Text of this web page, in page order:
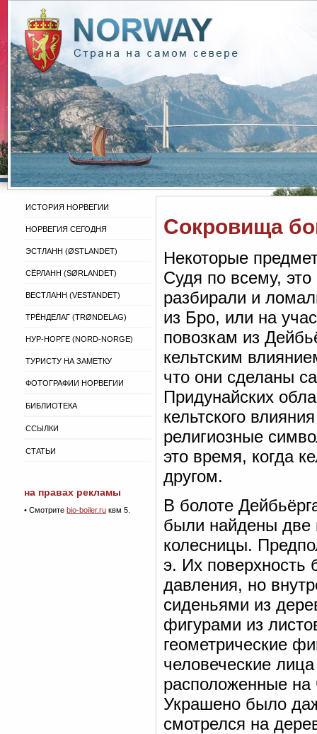
ИСТОРИЯ НОРВЕГИИ
НОРВЕГИЯ СЕГОДНЯ
ЭСТЛАНН (ØSTLANDET)
СЁРЛАНН (SØRLANDET)
ВЕСТЛАНН (VESTANDET)
ТРЁНДЕЛАГ (TRØNDELAG)
НУР-НОРГЕ (NORD-NORGE)
ТУРИСТУ НА ЗАМЕТКУ
ФОТОГРАФИИ НОРВЕГИИ
БИБЛИОТЕКА
ССЫЛКИ
СТАТЬИ
на правах рекламы
• Смотрите bio-boiler.ru квм 5.
Сокровища
Некоторые
Судя по всему,
разбирали и
из Бро, или на
повозкам из
кельтским
что они сделаны
Придунайских
кельтского
религиозные
это время, когда
другом.
В болоте
были найдены две
колесницы.
э. Их
давления, но
сиденьями из
фигурами из
геометрические
человеческие
расположенные на
Украшено было
смотрелся на